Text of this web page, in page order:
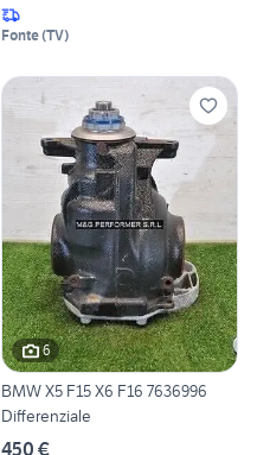
Fonte(TV)
6
BMW X5 F15 X6 F16 7636996
Differenziale
450 €